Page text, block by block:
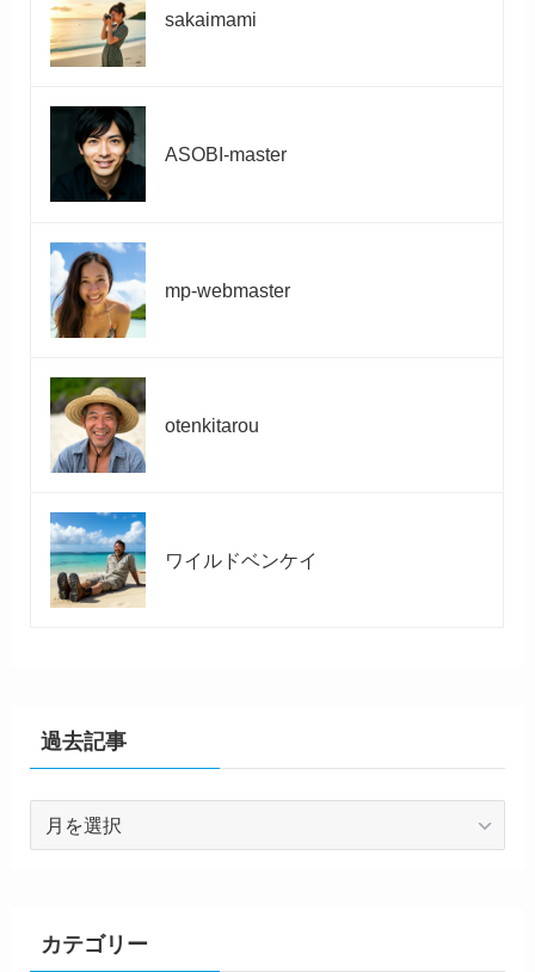
sakaimami
ASOBI-master
mp-webmaster
otenkitarou
ワイルドベンケイ
過去記事
カテゴリー